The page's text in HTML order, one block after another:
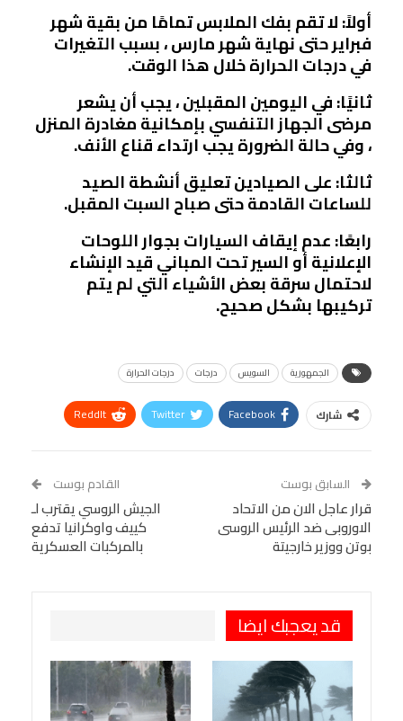
أولاً: لا تقم بفك الملابس تمامًا من بقية شهر
فبراير حتى نهاية شهر مارس ، بسبب التغيرات
في درجات الحرارة خلال هذا الوقت.
ثانيًا: في اليومين المقبلين ، يجب أن يشعر
مرضى الجهاز التنفسي بإمكانية مغادرة المنزل
، وفي حالة الضرورة يجب ارتداء قناع الأنف.
ثالثا: على الصيادين تعليق أنشطة الصيد
للساعات القادمة حتى صباح السبت المقبل.
رابعًا: عدم إيقاف السيارات بجوار اللوحات
الإعلانية أو السير تحت المباني قيد الإنشاء
لاحتمال سرقة بعض الأشياء التي لم يتم
تركيبها بشكل صحيح.
الجمهورية السويس درجات درجات الحرارة
شارك Facebook
Twitter
ReddIt
Tumblr
البريد الإلكتروني
VK
Digg
LINE
Viber
السابق بوست
قرار عاجل الان من الاتحاد
الاوروبى ضد الرئيس الروسى
بوتن ووزير خارجيتة
القادم بوست
الجيش الروسي يقترب لـ
كييف واوكرانيا تدفع
بالمركبات العسكرية
قد يعجبك ايضا